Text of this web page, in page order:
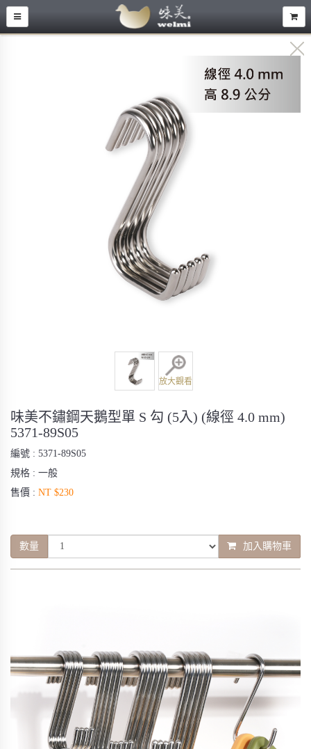
放大觀看
味美不鏽鋼天鵝型單 S 勾 (5入) (線徑 4.0 mm)
5371-89S05
編號 : 5371-89S05
規格 : 一般
售價 : NT $230
數量 加入購物車